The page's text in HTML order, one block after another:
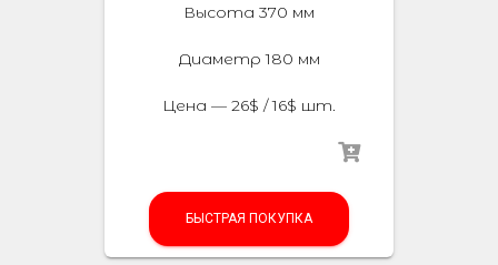
Высота 370 мм
Диаметр 180 мм
Цена — 26$ / 16$ шт.
БЫСТРАЯ ПОКУПКА